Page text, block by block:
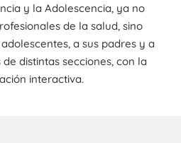
y la Adolescencia, ya no
de la salud, sino
a sus padres y a
distintas secciones, con la
interactiva.